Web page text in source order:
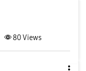
80Views